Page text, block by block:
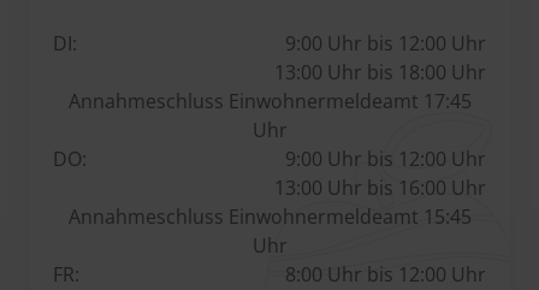
DI:
9:00 Uhr bis 12:00 Uhr
13:00 Uhr bis 18:00 Uhr
Annahmeschluss Einwohnermeldeamt 17:45
Uhr
DO:
9:00 Uhr bis 12:00 Uhr
13:00 Uhr bis 16:00 Uhr
Annahmeschluss Einwohnermeldeamt 15:45
Uhr
FR:
8:00 Uhr bis 12:00 Uhr